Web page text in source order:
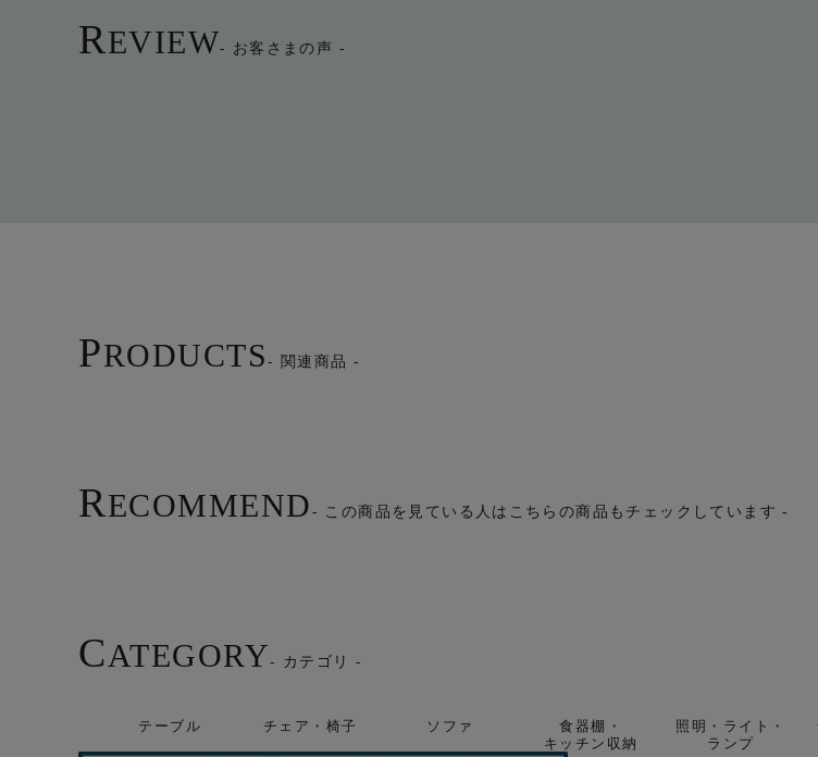
REVIEW- お客さまの声 -
PRODUCTS- 関連商品 -
RECOMMEND- この商品を見ている人はこちらの商品もチェックしています -
CATEGORY- カテゴリ -
テーブル チェア・椅子 ソファ
食器棚・
キッチン収納
照明・ライト・
ランプ